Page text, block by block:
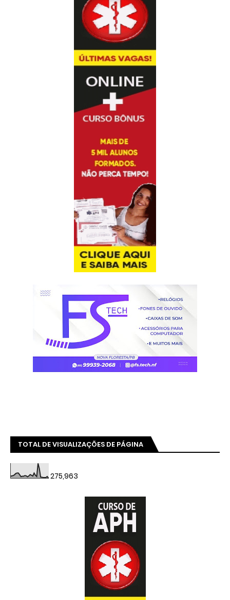
TOTAL DE VISUALIZAÇÕES DE PÁGINA
275,963